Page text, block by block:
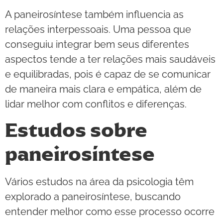
A paneirosíntese também influencia as
relações interpessoais. Uma pessoa que
conseguiu integrar bem seus diferentes
aspectos tende a ter relações mais saudáveis
e equilibradas, pois é capaz de se comunicar
de maneira mais clara e empática, além de
lidar melhor com conflitos e diferenças.
Estudos sobre
paneirosíntese
Vários estudos na área da psicologia têm
explorado a paneirosíntese, buscando
entender melhor como esse processo ocorre